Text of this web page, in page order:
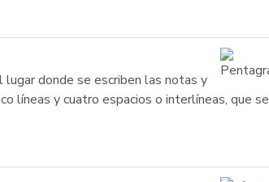
lugar donde se escriben las notas y
líneas y cuatro espacios o interlíneas, que se